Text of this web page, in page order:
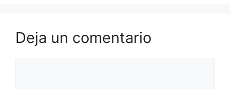
Deja un comentario